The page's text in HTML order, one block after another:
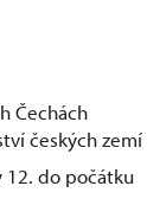
Čechách
českých zemí
12. do počátku